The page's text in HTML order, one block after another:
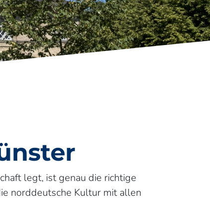
legt, ist genau die richtige
norddeutsche Kultur mit allen